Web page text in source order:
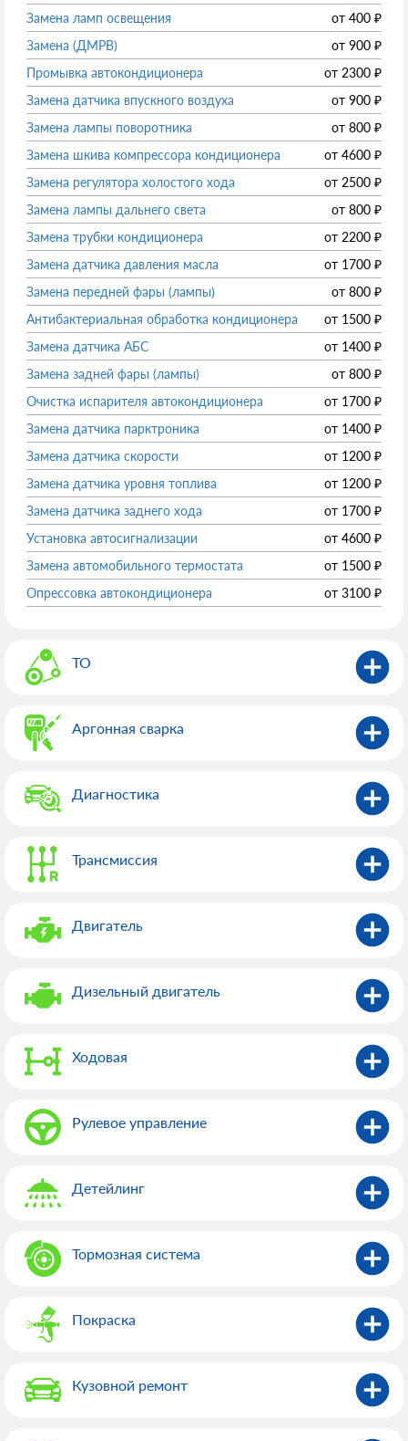
Замена ламп освещения от 400 ₽
Замена (ДМРВ)
от 900 ₽
Промывка автокондиционера
от 2300 ₽
Замена датчика впускного воздуха
от 900 ₽
Замена лампы поворотника
от 800 ₽
Замена шкива компрессора кондиционера
от 4600 ₽
Замена регулятора холостого хода
от 2500 ₽
Замена лампы дальнего света
от 800 ₽
Замена трубки кондиционера
от 2200 ₽
Замена датчика давления масла
от 1700 ₽
Замена передней фары (лампы)
от 800 ₽
Антибактериальная обработка кондиционера
от 1500 ₽
Замена датчика АБС
от 1400 ₽
Замена задней фары (лампы)
от 800 ₽
Очистка испарителя автокондиционера
от 1700 ₽
Замена датчика парктроника
от 1400 ₽
Замена датчика скорости
от 1200 ₽
Замена датчика уровня топлива
от 1200 ₽
Замена датчика заднего хода
от 1700 ₽
Установка автосигнализации
от 4600 ₽
Замена автомобильного термостата
от 1500 ₽
Опрессовка автокондиционера
от 3100 ₽
ТО
Аргонная сварка
Диагностика
Трансмиссия
Двигатель
Дизельный двигатель
Ходовая
Рулевое управление
Детейлинг
Тормозная система
Покраска
Кузовной ремонт